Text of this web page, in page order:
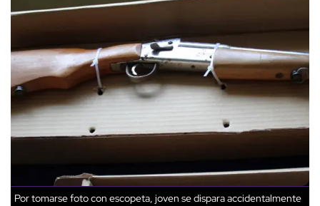
Por tomarse foto con escopeta, joven se dispara accidentalmente